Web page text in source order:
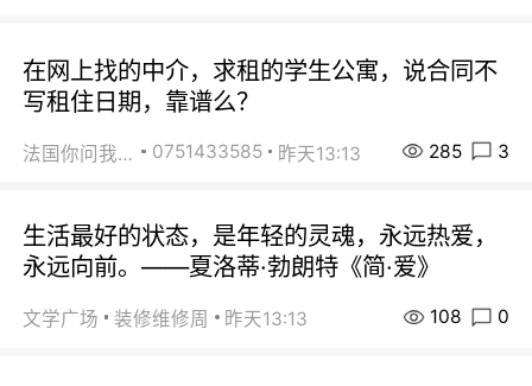
在网上找的中介，求租的学生公寓，说合同不
写租住日期，靠谱么？
法国你问我答 0751433585 昨天13:13 285 3
生活最好的状态，是年轻的灵魂，永远热爱，
永远向前。——夏洛蒂·勃朗特《简·爱》
文学广场 装修维修周 昨天13:13 108 0